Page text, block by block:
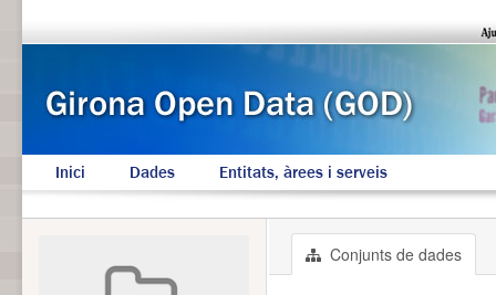
Inici Dades Entitats, àrees i serveis
Conjunts de dades